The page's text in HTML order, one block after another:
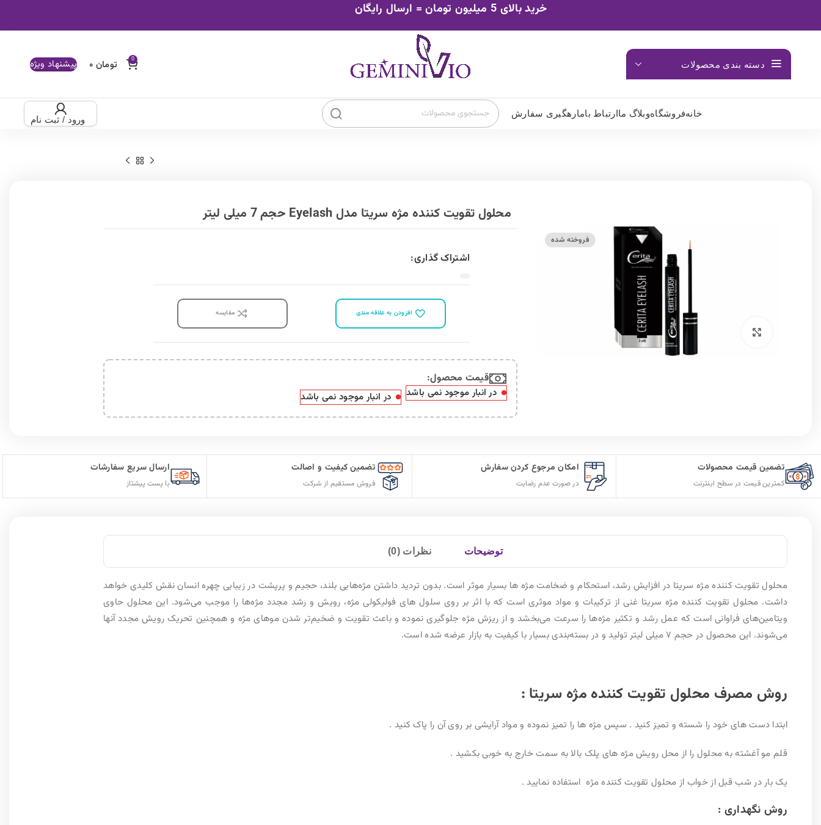
خرید بالای 5 میلیون تومان = ارسال رایگان
دسته بندی محصولات 0 ۰ تومان پیشنهاد ویژه
خانهفروشگاهوبلاگ ماارتباط بامارهگیری سفارش
ورود / ثبت نام
فروخته شده
برای بزرگنمایی کلیک کنید
محلول تقویت کننده مژه سریتا مدل Eyelash حجم 7 میلی لیتر
اشتراک گذاری:
افزودن به علاقه مندی مقايسه
قیمت محصول:​
در انبار موجود نمی باشد در انبار موجود نمی باشد
تضمین قیمت محصولات
کمترین قیمت در سطح اینترنت
امکان مرجوع کردن سفارش
در صورت عدم رضایت
تضمین کیفیت و اصالت
فروش مستقیم از شرکت
ارسال سریع سفارشات
با پست پیشتاز
توضیحات نظرات (0)
محلول تقویت کننده مژه سریتا در افزایش رشد، استحکام و ضخامت مژه ها بسیار موثر است. بدون تردید داشتن مژه‌هایی بلند، حجیم و پرپشت در زیبایی چهره انسان نقش کلیدی خواهد
داشت. محلول تقویت کننده مژه سریتا غنی از ترکیبات و مواد موثری است که با اثر بر روی سلول های فولیکولی مژه، رویش و رشد مجدد مژه‌ها را موجب می‌شود. این محلول حاوی
ویتامین‌های فراوانی است که عمل رشد و تکثیر مژه‌ها را سرعت می‌بخشد و از ریزش مژه جلوگیری نموده و باعث تقویت و ضخیم‌تر شدن موهای مژه و همچنین تحریک رویش مجدد آنها
می‌شوند. این محصول در حجم ۷ میلی لیتر تولید و در بسته‌بندی بسیار با کیفیت به بازار عرضه شده است.
روش مصرف محلول تقویت کننده مژه سریتا :
ابتدا دست های خود را شسته و تمیز کنید . سپس مژه ها را تمیز نموده و مواد آرایشی بر روی آن را پاک کنید .
قلم مو آغشته به محلول را از محل رویش مژه های پلک بالا به سمت خارج به خوبی بکشید .
یک بار در شب قبل از خواب از محلول تقویت کننده مژه استفاده نمایید .
روش نگهداری :